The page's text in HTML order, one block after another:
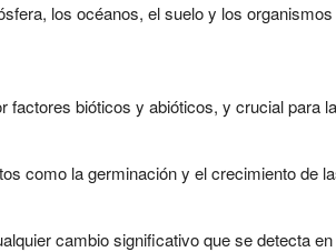
los océanos, el suelo y los
bióticos y abióticos, y crucial para
como la germinación y el crecimiento de
cambio significativo que se detecta